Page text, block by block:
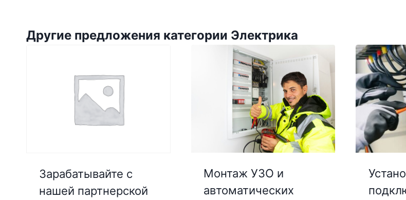
Другие предложения категории Электрика
Зарабатывайте с
нашей партнерской
Монтаж УЗО и
автоматических